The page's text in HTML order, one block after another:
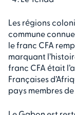
Les régions
commune
le franc CFA
marquant
franc CFA était
Françaises
pays membres de